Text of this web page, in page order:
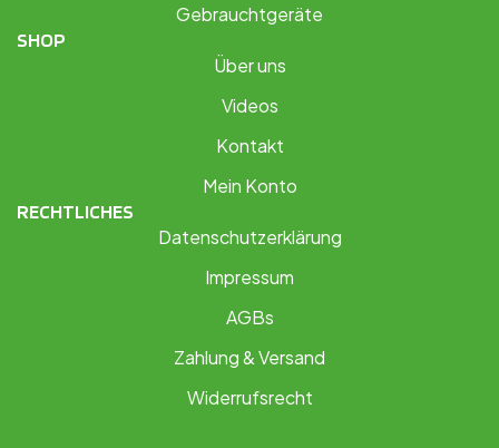
Gebrauchtgeräte
SHOP
Über uns
Videos
Kontakt
Mein Konto
RECHTLICHES
Datenschutzerklärung
Impressum
AGBs
Zahlung & Versand
Widerrufsrecht